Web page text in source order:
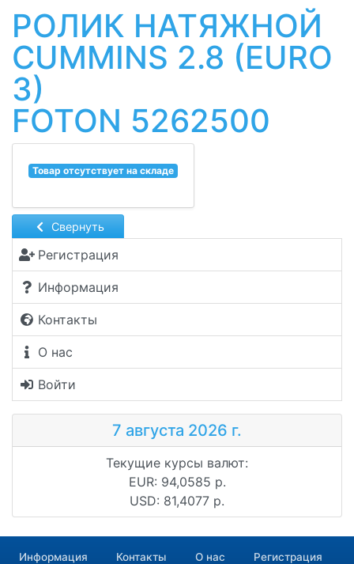
Свернуть
Регистрация
Информация
Контакты
О нас
Войти
7 августа 2026 г.
Текущие курсы валют:
EUR: 94,0585 р.
USD: 81,4077 р.
РОЛИК НАТЯЖНОЙ
CUMMINS 2.8 (EURO
3)
FOTON 5262500
Товар отсутствует на складе
Информация Контакты О нас Регистрация